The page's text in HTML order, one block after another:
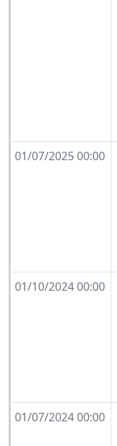
01/07/2025 00:00
01/10/2024 00:00
01/07/2024 00:00